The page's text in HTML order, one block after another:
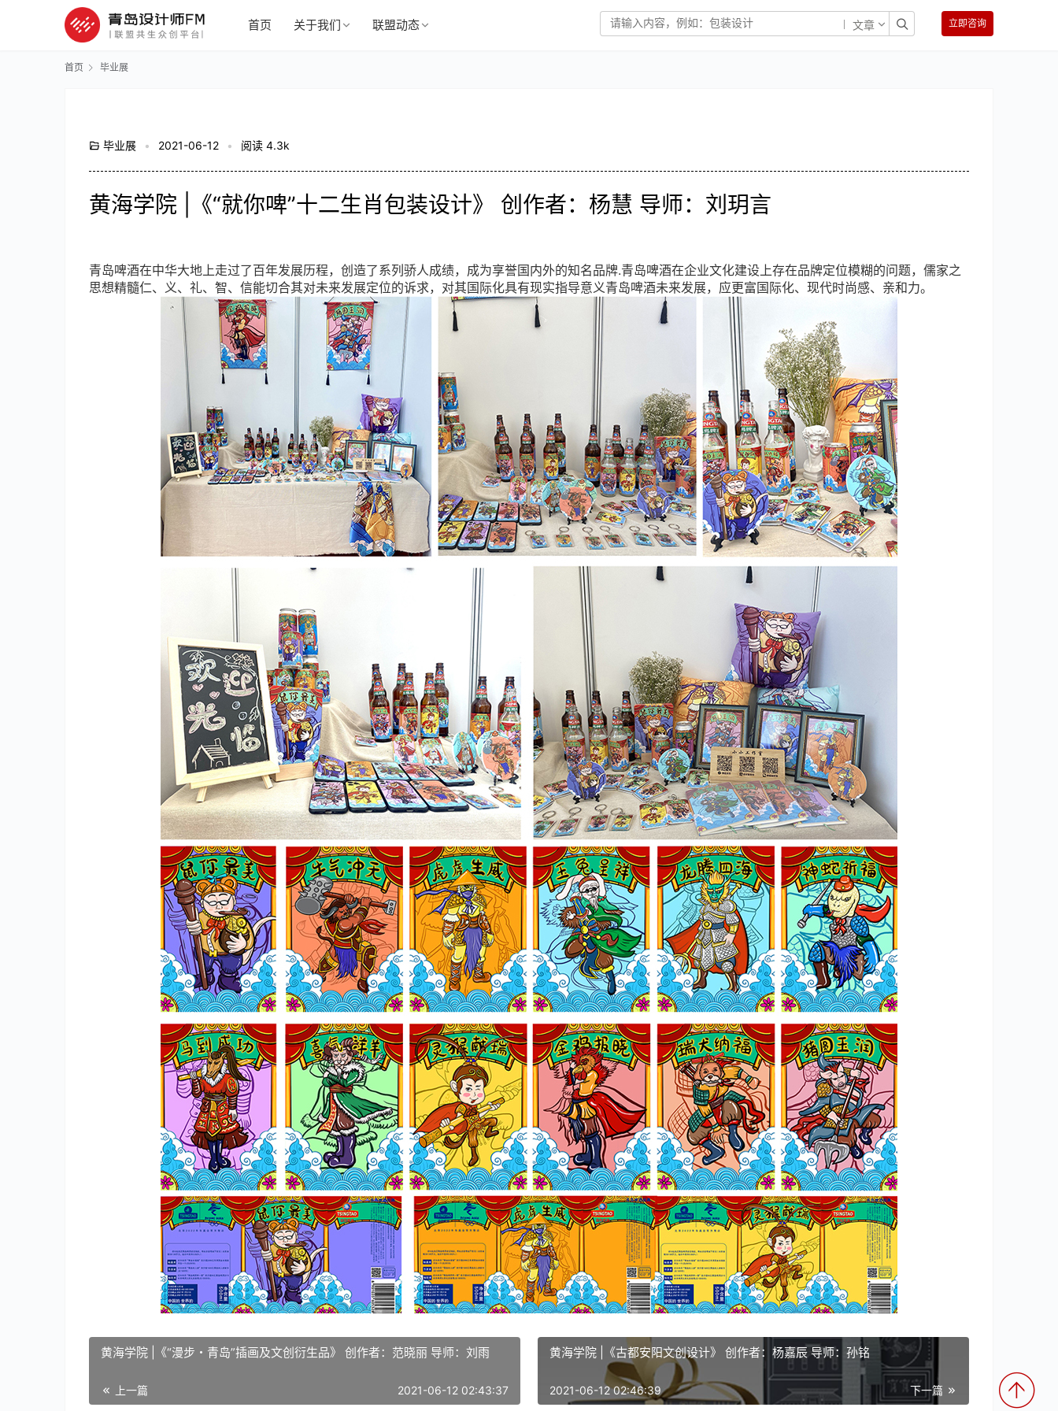
首页 关于我们 联盟动态 文章 立即咨询
首页 毕业展
毕业展 • 2021-06-12 • 阅读 4.3k
黄海学院 |《“就你啤”十二生肖包装设计》 创作者：杨慧 导师：刘玥言
青岛啤酒在中华大地上走过了百年发展历程，创造了系列骄人成绩，成为享誉国内外的知名品牌.青岛啤酒在企业文化建设上存在品牌定位模糊的问题，儒家之
思想精髓仁、义、礼、智、信能切合其对未来发展定位的诉求，对其国际化具有现实指导意义青岛啤酒未来发展，应更富国际化、现代时尚感、亲和力。
黄海学院 |《“漫步・青岛”插画及文创衍生品》 创作者：范晓丽 导师：刘雨
上一篇 2021-06-12 02:43:37
黄海学院 |《古都安阳文创设计》 创作者：杨嘉辰 导师：孙铭
下一篇
2021-06-12 02:46:39